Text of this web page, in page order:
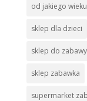
od jakiego
sklep dla dzieci
sklep do zabawy
sklep zabawka
supermarket